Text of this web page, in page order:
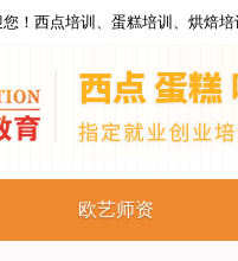
！西点培训、蛋糕培训、烘焙
欧艺师资